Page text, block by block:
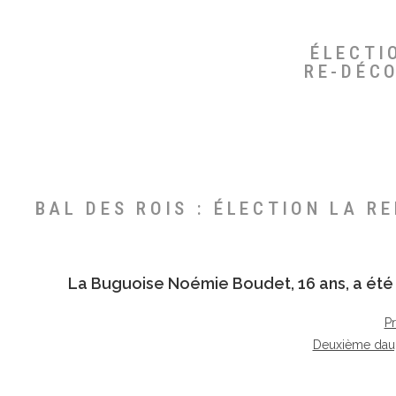
RE-
BAL DES ROIS : ÉLECTION LA
La Buguoise Noémie Boudet, 16 ans, a
Deuxième